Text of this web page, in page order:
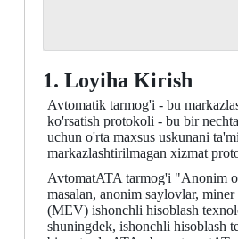
1. Loyiha Kirish
Avtomatik tarmog'i - bu
ko'rsatish protokoli - bu bir
uchun o'rta maxsus uskunani
markazlashtirilmagan xizmat
AvtomatATA tarmog'i "Anonim
masalan, anonim saylovlar,
(MEV) ishonchli hisoblash
shuningdek, ishonchli hisoblash